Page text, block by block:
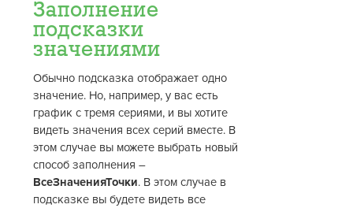
Заполнение
подсказки
значениями
Обычно подсказка отображает одно
значение. Но, например, у вас есть
график с тремя сериями, и вы хотите
видеть значения всех серий вместе. В
этом случае вы можете выбрать новый
способ заполнения –
ВсеЗначенияТочки. В этом случае в
подсказке вы будете видеть все